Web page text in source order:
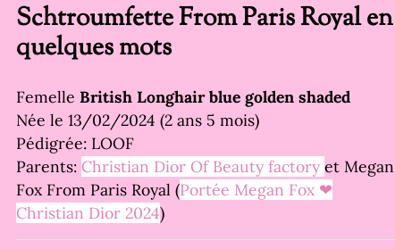
Schtroumfette From Paris Royal en
quelques mots
Femelle British Longhair blue golden shaded
Née le 13/02/2024 (2 ans 5 mois)
Pédigrée: LOOF
Parents: Christian Dior Of Beauty factory et Megan
Fox From Paris Royal (Portée Megan Fox ❤
Christian Dior 2024)